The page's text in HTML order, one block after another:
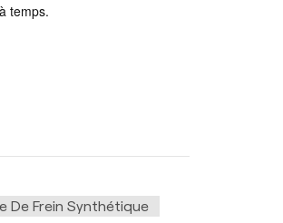
temps.
De Frein Synthétique